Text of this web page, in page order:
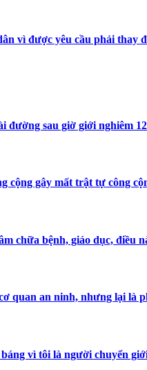
vì được yêu cầu phải thay
sau giờ giới nghiêm
cộng gây mất trật tự công
chữa bệnh, giáo dục, điều
quan an ninh, nhưng lại là
vì tôi là người chuyển